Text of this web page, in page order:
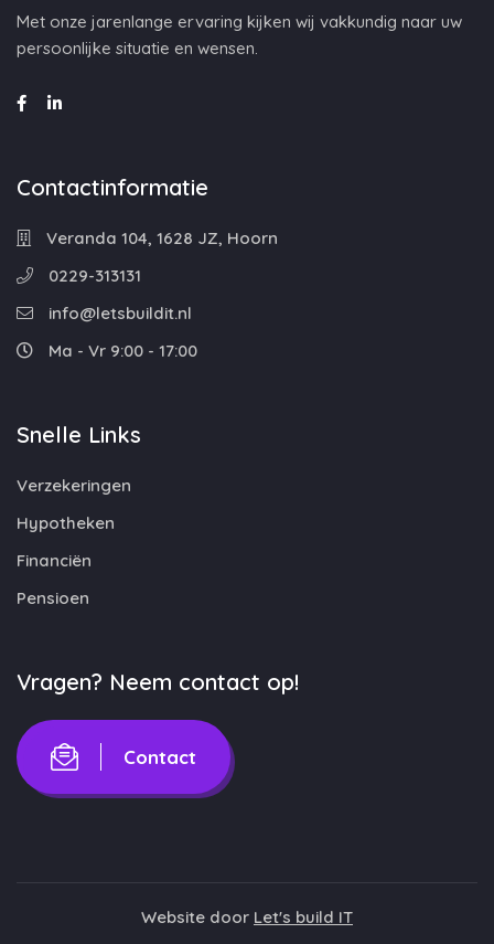
Met onze jarenlange ervaring kijken wij vakkundig naar uw
persoonlijke situatie en wensen.
Contactinformatie
Veranda 104, 1628 JZ, Hoorn
0229-313131
info@letsbuildit.nl
Ma - Vr 9:00 - 17:00
Snelle Links
Verzekeringen
Hypotheken
Financiën
Pensioen
Vragen? Neem contact op!
Contact
Website door Let's build IT